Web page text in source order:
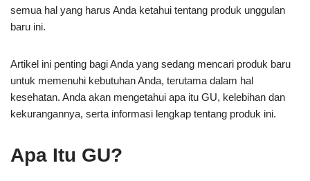
semua hal yang harus Anda ketahui tentang produk unggulan
baru ini.
Artikel ini penting bagi Anda yang sedang mencari produk baru
untuk memenuhi kebutuhan Anda, terutama dalam hal
kesehatan. Anda akan mengetahui apa itu GU, kelebihan dan
kekurangannya, serta informasi lengkap tentang produk ini.
Apa Itu GU?